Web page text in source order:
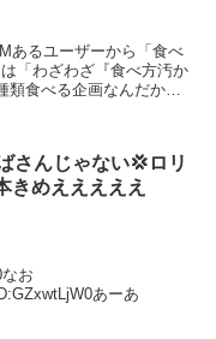
あるユーザーから「食べ
「わざわざ『食べ方汚か
類食べる企画なんだから
さんじゃない💢ロリ
きめえええええ
お
あーあ